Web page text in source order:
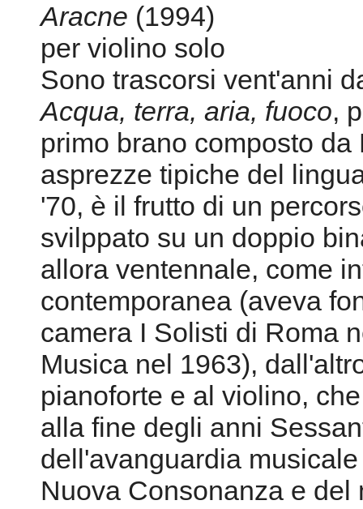
Aracne (1994)
per violino solo
Sono trascorsi vent'anni
Acqua, terra, aria, fuoco,
primo brano composto
asprezze tipiche del
'70, è il frutto di un
svilppato su un doppio
allora ventennale, come
contemporanea (aveva
camera I Solisti di Roma
Musica nel 1963),
pianoforte e al violino,
alla fine degli anni
dell'avanguardia
Nuova Consonanza e